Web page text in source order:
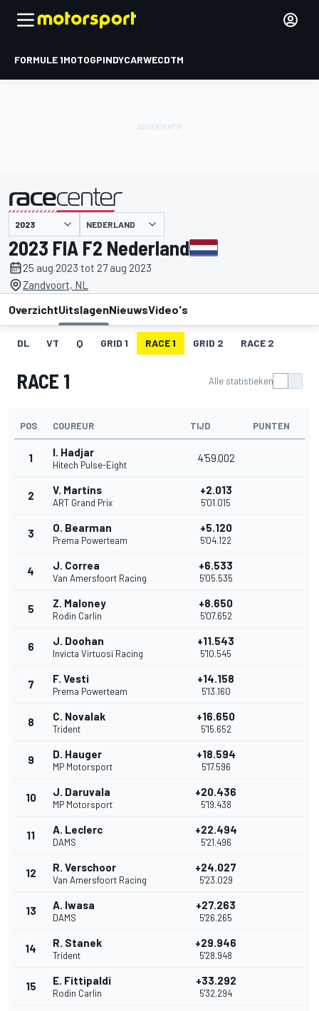
FORMULE 1MOTOGPINDYCARWECDTM
gepresenteerd door NEDERLAND
2023 FIA F2 Nederland
25 aug 2023 tot 27 aug 2023
Zandvoort, NL
OverzichtUitslagenNieuwsVideo's
DL VT Q GRID 1 RACE 1 GRID 2 RACE 2
RACE 1 Alle statistieken
POS COUREUR TIJD PUNTEN
1 I. Hadjar
Hitech Pulse-Eight
4'59.002
2 V. Martins
ART Grand Prix
+2.013
5'01.015
3 O. Bearman
Prema Powerteam
+5.120
5'04.122
4 J. Correa
Van Amersfoort Racing
+6.533
5'05.535
5 Z. Maloney
Rodin Carlin
+8.650
5'07.652
6 J. Doohan
Invicta Virtuosi Racing
+11.543
5'10.545
7 F. Vesti
Prema Powerteam
+14.158
5'13.160
8 C. Novalak
Trident
+16.650
5'15.652
9 D. Hauger
MP Motorsport
+18.594
5'17.596
10 J. Daruvala
MP Motorsport
+20.436
5'19.438
11 A. Leclerc
DAMS
+22.494
5'21.496
12 R. Verschoor
Van Amersfoort Racing
+24.027
5'23.029
13 A. Iwasa
DAMS
+27.263
5'26.265
14 R. Stanek
Trident
+29.946
5'28.948
15 E. Fittipaldi
Rodin Carlin
+33.292
5'32.294